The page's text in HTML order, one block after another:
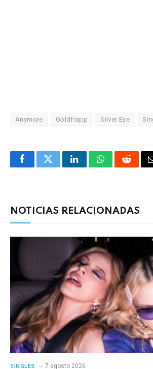
Anymore Goldfrapp Silver Eye
FacebookTwitterLinkedInWhatsAppReddit
NOTICIAS RELACIONADAS
SINGLES 7 agosto 2026